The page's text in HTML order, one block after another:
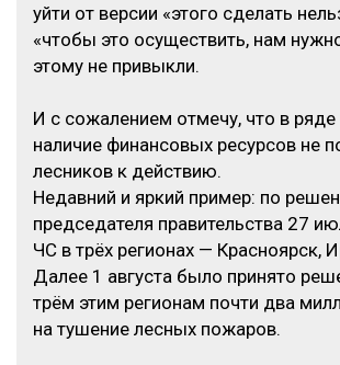
уйти от версии «этого сделать
«чтобы это осуществить, нам
этому не привыкли.
И с сожалением отмечу, что в
наличие финансовых ресурсов не
лесников к действию.
Недавний и яркий пример: по
председателя правительства 27
ЧС в трёх регионах — Красноярск,
Далее 1 августа было принято
трём этим регионам почти два
на тушение лесных пожаров.